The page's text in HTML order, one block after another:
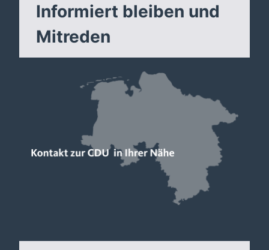
Informiert bleiben und
Mitreden